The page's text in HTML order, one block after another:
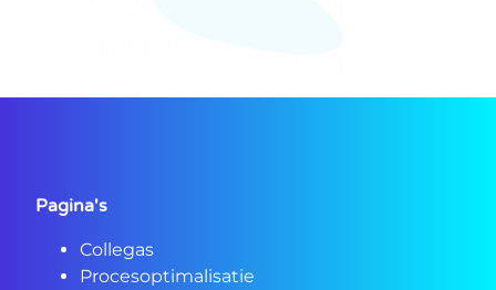
Pagina's
Collegas
Procesoptimalisatie